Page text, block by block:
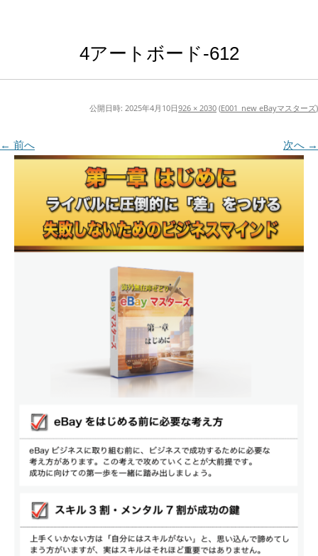
4アートボード-612
公開日時: 2025年4月10日926 × 2030 (E001_new eBayマスターズ)
← 前へ 次へ →